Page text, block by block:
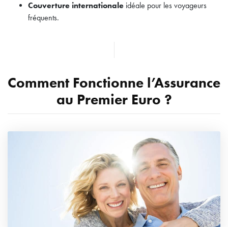
Couverture internationale idéale pour les voyageurs
fréquents.
Comment Fonctionne l’Assurance
au Premier Euro ?